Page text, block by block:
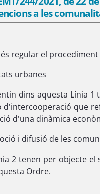
a les
regular el
urbanes
dins aquesta Línia
que
d'una dinàmica
i difusió de les
2 tenen per objecte
Ordre.